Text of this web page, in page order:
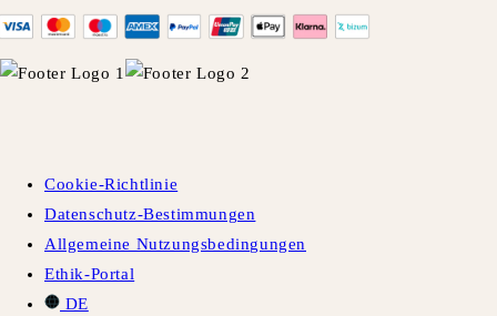
Cookie-Richtlinie
Datenschutz-Bestimmungen
Allgemeine Nutzungsbedingungen
Ethik-Portal
DE